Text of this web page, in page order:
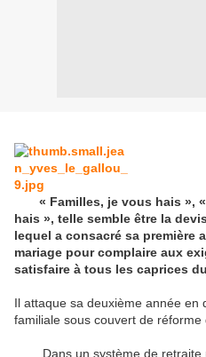
« Familles, je vous hais », «
hais », telle semble être la
lequel a consacré sa première
mariage pour complaire aux
satisfaire à tous les caprices
Il attaque sa deuxième année en
familiale sous couvert de réforme
Dans un système de retraite